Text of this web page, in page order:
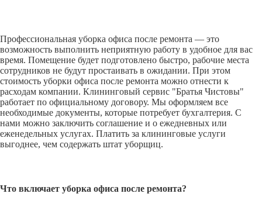
Профессиональная уборка офиса после ремонта — это
возможность выполнить неприятную работу в удобное для вас
время. Помещение будет подготовлено быстро, рабочие места
сотрудников не будут простаивать в ожидании. При этом
стоимость уборки офиса после ремонта можно отнести к
расходам компании. Клининговый сервис "Братья Чистовы"
работает по официальному договору. Мы оформляем все
необходимые документы, которые потребует бухгалтерия. С
нами можно заключить соглашение и о ежедневных или
еженедельных услугах. Платить за клининговые услуги
выгоднее, чем содержать штат уборщиц.
Что включает уборка офиса после ремонта?